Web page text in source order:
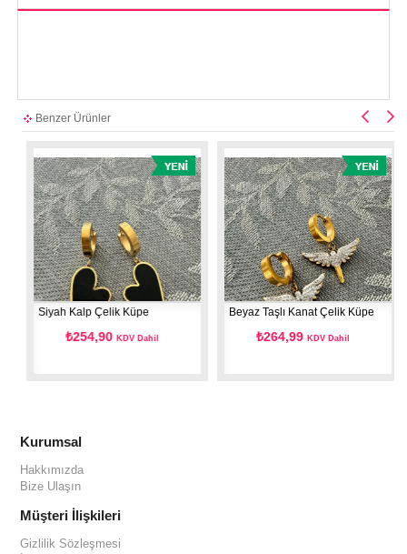
Benzer Ürünler
Siyah Kalp Çelik Küpe
₺254,90KDV Dahil
Beyaz Taşlı Kanat Çelik Küpe
₺264,99KDV Dahil
Kurumsal
Hakkımızda
Bize Ulaşın
Müşteri İlişkileri
Gizlilik Sözleşmesi